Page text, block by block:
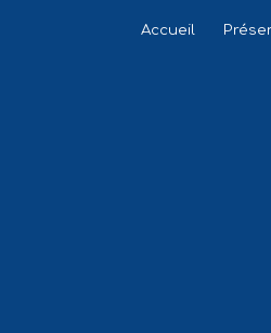
Skip to main content
Accueil